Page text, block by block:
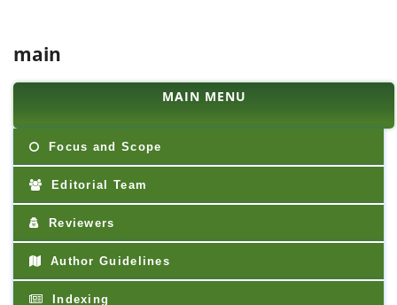
main
MAIN MENU
Focus and Scope
Editorial Team
Reviewers
Author Guidelines
Indexing